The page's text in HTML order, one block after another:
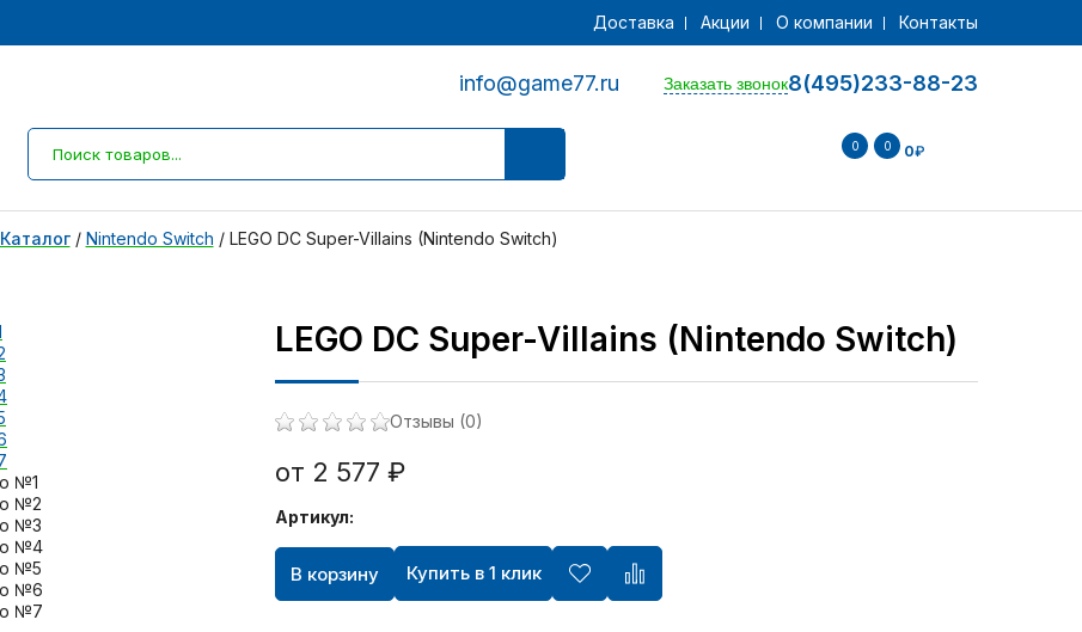
Доставка Акции О компании Контакты
info@game77.ru 8(495)233-88-23
Заказать звонок
0 0 0₽
Каталог/ Nintendo Switch / LEGO DC Super-Villains (Nintendo Switch)
LEGO DC Super-Villains (Nintendo Switch)
Отзывы (0)
от 2 577 ₽
Артикул:
В корзину Купить в 1 клик